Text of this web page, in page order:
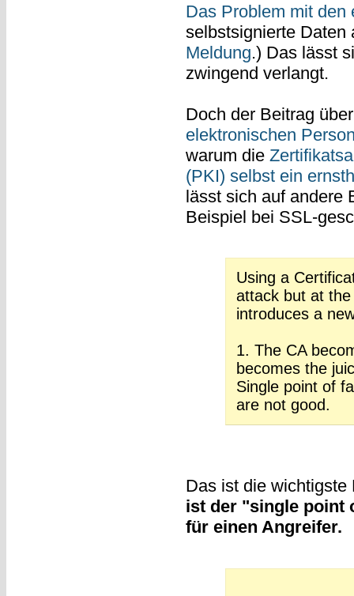
Das Problem mit den
selbstsignierte
Meldung.) Das lässt
zwingend verlangt.
Doch der Beitrag
elektronischen
warum die
(PKI) selbst ein
lässt sich auf andere
Beispiel bei SSL-
Using a
attack but at
introduces a
1. The CA
becomes the
Single point of
are not good.
Das ist die
ist der "single point
für einen Angreifer.